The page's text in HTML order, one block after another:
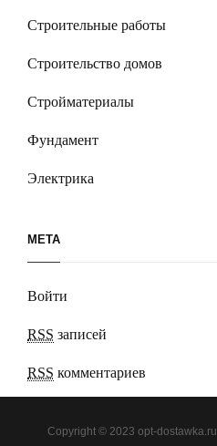
Строительные работы
Строительство домов
Стройматериалы
Фундамент
Электрика
МЕТА
Войти
RSS записей
RSS комментариев
Copyright © 2023 opt-dostawka.ru